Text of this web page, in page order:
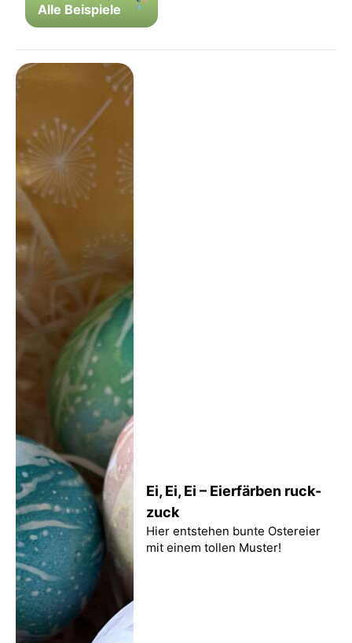
Alle Beispiele
Ei, Ei, Ei – Eierfärben ruck-
zuck
Hier entstehen bunte Ostereier
mit einem tollen Muster!